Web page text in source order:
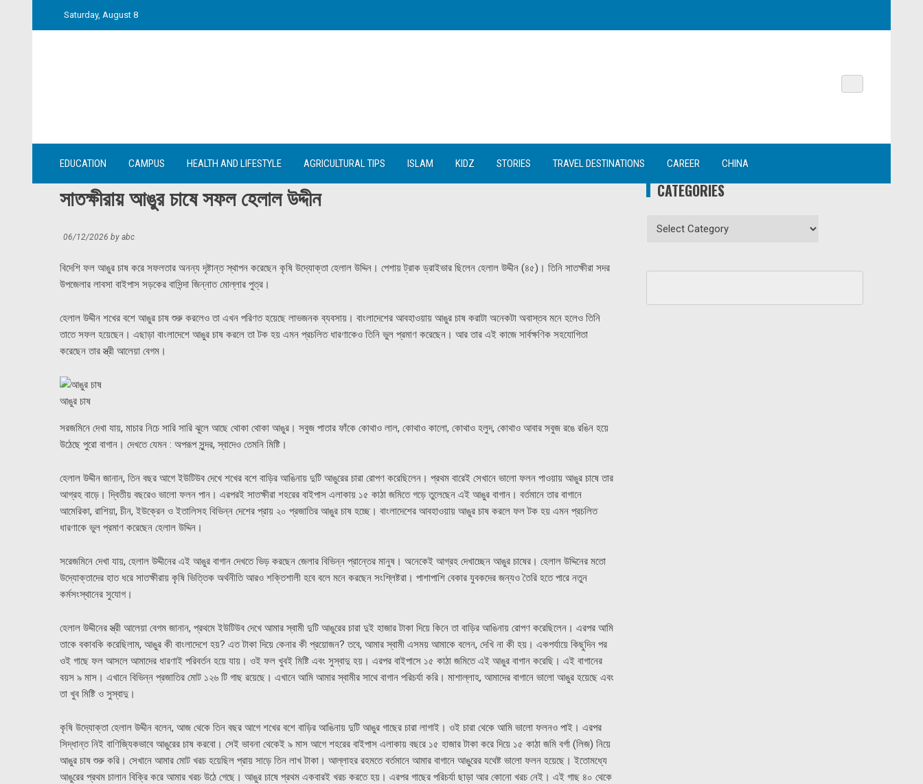
Saturday, August 8
EDUCATION CAMPUS HEALTH AND LIFESTYLE AGRICULTURAL TIPS ISLAM KIDZ STORIES TRAVEL DESTINATIONS CAREER CHINA
সাতক্ষীরায় আঙুর চাষে সফল হেলাল উদ্দীন
06/12/2026 by abc
বিদেশি ফল আঙুর চাষ করে সফলতার অনন্য দৃষ্টান্ত স্থাপন করেছেন কৃষি উদ্যোক্তা হেলাল উদ্দিন। পেশায় ট্রাক ড্রাইভার ছিলেন হেলাল উদ্দীন (৪৫)। তিনি সাতক্ষীরা সদর
উপজেলার লাবসা বাইপাস সড়কের বাসিন্দা জিন্নাত মোল্লার পুত্র।
হেলাল উদ্দীন শখের বশে আঙুর চাষ শুরু করলেও তা এখন পরিণত হয়েছে লাভজনক ব্যবসায়। বাংলাদেশের আবহাওয়ায় আঙুর চাষ করাটা অনেকটা অবাস্তব মনে হলেও তিনি
তাতে সফল হয়েছেন। এছাড়া বাংলাদেশে আঙুর চাষ করলে তা টক হয় এমন প্রচলিত ধারণাকেও তিনি ভুল প্রমাণ করেছেন। আর তার এই কাজে সার্বক্ষণিক সহযোগিতা
করেছেন তার স্ত্রী আলেয়া বেগম।
আঙুর চাষ
সরজমিনে দেখা যায়, মাচার নিচে সারি সারি ঝুলে আছে থোকা থোকা আঙুর। সবুজ পাতার ফাঁকে কোথাও লাল, কোথাও কালো, কোথাও হলুদ, কোথাও আবার সবুজ রঙে রঙিন হয়ে
উঠেছে পুরো বাগান। দেখতে যেমন : অপরূপ সুন্দর, স্বাদেও তেমনি মিষ্টি।
হেলাল উদ্দীন জানান, তিন বছর আগে ইউটিউব দেখে শখের বশে বাড়ির আঙিনায় দুটি আঙুরের চারা রোপণ করেছিলেন। প্রথম বারেই সেখানে ভালো ফলন পাওয়ায় আঙুর চাষে তার
আগ্রহ বাড়ে। দ্বিতীয় বছরেও ভালো ফলন পান। এরপরই সাতক্ষীরা শহরের বাইপাস এলাকায় ১৫ কাঠা জমিতে গড়ে তুলেছেন এই আঙুর বাগান। বর্তমানে তার বাগানে
আমেরিকা, রাশিয়া, চীন, ইউক্রেন ও ইতালিসহ বিভিন্ন দেশের প্রায় ২০ প্রজাতির আঙুর চাষ হচ্ছে। বাংলাদেশের আবহাওয়ায় আঙুর চাষ করলে ফল টক হয় এমন প্রচলিত
ধারণাকে ভুল প্রমাণ করেছেন হেলাল উদ্দিন।
সরেজমিনে দেখা যায়, হেলাল উদ্দীনের এই আঙুর বাগান দেখতে ভিড় করছেন জেলার বিভিন্ন প্রান্তের মানুষ। অনেকেই আগ্রহ দেখাচ্ছেন আঙুর চাষের। হেলাল উদ্দিনের মতো
উদ্যোক্তাদের হাত ধরে সাতক্ষীরায় কৃষি ভিত্তিক অর্থনীতি আরও শক্তিশালী হবে বলে মনে করছেন সংশ্লিষ্টরা। পাশাপাশি বেকার যুবকদের জন্যও তৈরি হতে পারে নতুন
কর্মসংস্থানের সুযোগ।
হেলাল উদ্দীনের স্ত্রী আলেয়া বেগম জানান, প্রথমে ইউটিউব দেখে আমার স্বামী দুটি আঙুরের চারা দুই হাজার টাকা দিয়ে কিনে তা বাড়ির আঙিনায় রোপণ করেছিলেন। এরপর আমি
তাকে বকাবকি করেছিলাম, আঙুর কী বাংলাদেশে হয়? এত টাকা দিয়ে কেনার কী প্রয়োজন? তবে, আমার স্বামী এসময় আমাকে বলেন, দেখি না কী হয়। একপর্যায়ে কিছুদিন পর
ওই গাছে ফল আসলে আমাদের ধারণাই পরিবর্তন হয়ে যায়। ওই ফল খুবই মিষ্টি এবং সুস্বাদু হয়। এরপর বাইপাসে ১৫ কাঠা জমিতে এই আঙুর বাগান করেছি। এই বাগানের
বয়স ৯ মাস। এখানে বিভিন্ন প্রজাতির মোট ১২৬ টি গাছ রয়েছে। এখানে আমি আমার স্বামীর সাথে বাগান পরিচর্যা করি। মাশাল্লাহ, আমাদের বাগানে ভালো আঙুর হয়েছে এবং
তা খুব মিষ্টি ও সুস্বাদু।
কৃষি উদ্যোক্তা হেলাল উদ্দীন বলেন, আজ থেকে তিন বছর আগে শখের বশে বাড়ির আঙিনায় দুটি আঙুর গাছের চারা লাগাই। ওই চারা থেকে আমি ভালো ফলনও পাই। এরপর
সিদ্ধান্ত নিই বাণিজ্যিকভাবে আঙুরের চাষ করবো। সেই ভাবনা থেকেই ৯ মাস আগে শহরের বাইপাস এলাকায় বছরে ১৫ হাজার টাকা করে দিয়ে ১৫ কাঠা জমি বর্গা (লিজ) নিয়ে
আঙুর চাষ শুরু করি। সেখানে আমার মোট খরচ হয়েছিল প্রায় সাড়ে তিন লাখ টাকা। আল্লাহর রহমতে বর্তমানে আমার বাগানে আঙুরের যথেষ্ট ভালো ফলন হয়েছে। ইতোমধ্যে
আঙুরের প্রথম চালান বিক্রি করে আমার খরচ উঠে গেছে। আঙুর চাষে প্রথম একবারই খরচ করতে হয়। এরপর গাছের পরিচর্যা ছাড়া আর কোনো খরচ নেই। এই গাছ ৪০ থেকে
CATEGORIES
Categories